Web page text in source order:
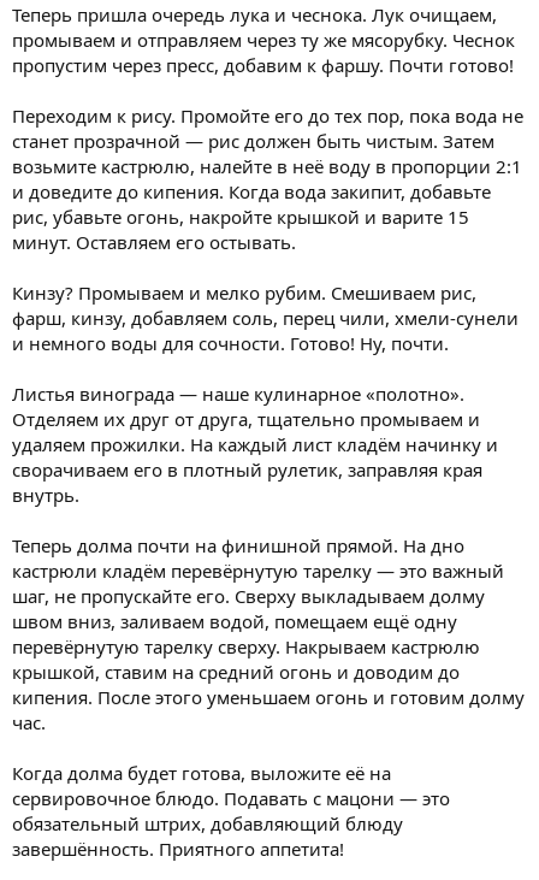
Теперь пришла очередь лука и чеснока. Лук очищаем,
промываем и отправляем через ту же мясорубку. Чеснок
пропустим через пресс, добавим к фаршу. Почти готово!
Переходим к рису. Промойте его до тех пор, пока вода не
станет прозрачной — рис должен быть чистым. Затем
возьмите кастрюлю, налейте в неё воду в пропорции 2:1
и доведите до кипения. Когда вода закипит, добавьте
рис, убавьте огонь, накройте крышкой и варите 15
минут. Оставляем его остывать.
Кинзу? Промываем и мелко рубим. Смешиваем рис,
фарш, кинзу, добавляем соль, перец чили, хмели-сунели
и немного воды для сочности. Готово! Ну, почти.
Листья винограда — наше кулинарное «полотно».
Отделяем их друг от друга, тщательно промываем и
удаляем прожилки. На каждый лист кладём начинку и
сворачиваем его в плотный рулетик, заправляя края
внутрь.
Теперь долма почти на финишной прямой. На дно
кастрюли кладём перевёрнутую тарелку — это важный
шаг, не пропускайте его. Сверху выкладываем долму
швом вниз, заливаем водой, помещаем ещё одну
перевёрнутую тарелку сверху. Накрываем кастрюлю
крышкой, ставим на средний огонь и доводим до
кипения. После этого уменьшаем огонь и готовим долму
час.
Когда долма будет готова, выложите её на
сервировочное блюдо. Подавать с мацони — это
обязательный штрих, добавляющий блюду
завершённость. Приятного аппетита!